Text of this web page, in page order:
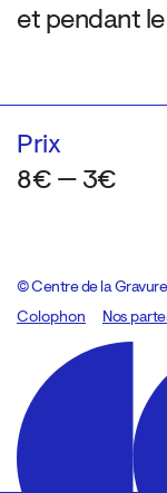
et pendant
Prix
8€ — 3€
© Centre de la
Colophon
Design:MarcelNos